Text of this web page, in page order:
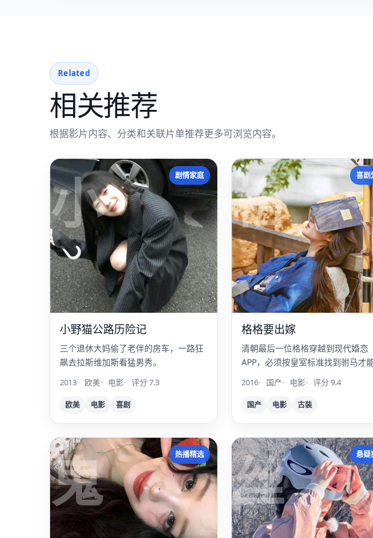
Related
相关推荐
根据影片内容、分类和关联片单推荐更多可浏览内容。
小 剧情家庭
小野猫公路历险记
三个退休大妈偷了老伴的房车，一路狂
飙去拉斯维加斯看猛男秀。
2013 欧美 电影 评分 7.3
欧美 电影 喜剧
格 喜剧
格格要出嫁
清朝最后一位格格穿越到现代婚恋
APP，必须按皇室标准找到驸马才
2016 国产 电影 评分 9.4
国产 电影 古装
鬼 热播精选 丝 悬疑